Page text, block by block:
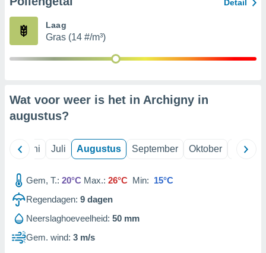
partners
Detail
Laag
Gras (14 #/m³)
Wat voor weer is het in Archigny in
augustus?
Juni Juli Augustus September Oktober
Gem, T.: 20°C Max.: 26°C Min: 15°C
Regendagen: 9 dagen
Neerslaghoeveelheid: 50 mm
Gem. wind: 3 m/s